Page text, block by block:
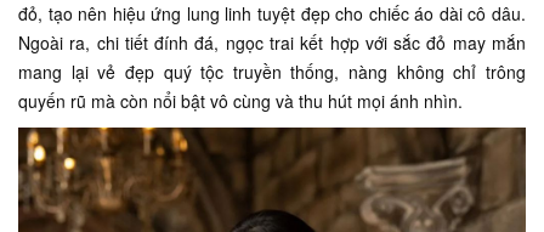
đỏ, tạo nên hiệu ứng lung linh tuyệt đẹp cho chiếc áo dài cô dâu.
Ngoài ra, chi tiết đính đá, ngọc trai kết hợp với sắc đỏ may mắn
mang lại vẻ đẹp quý tộc truyền thống, nàng không chỉ trông
quyến rũ mà còn nổi bật vô cùng và thu hút mọi ánh nhìn.